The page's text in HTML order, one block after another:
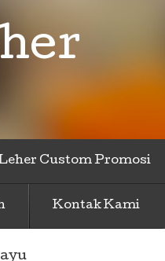
Custom Promosi
Kontak Kami